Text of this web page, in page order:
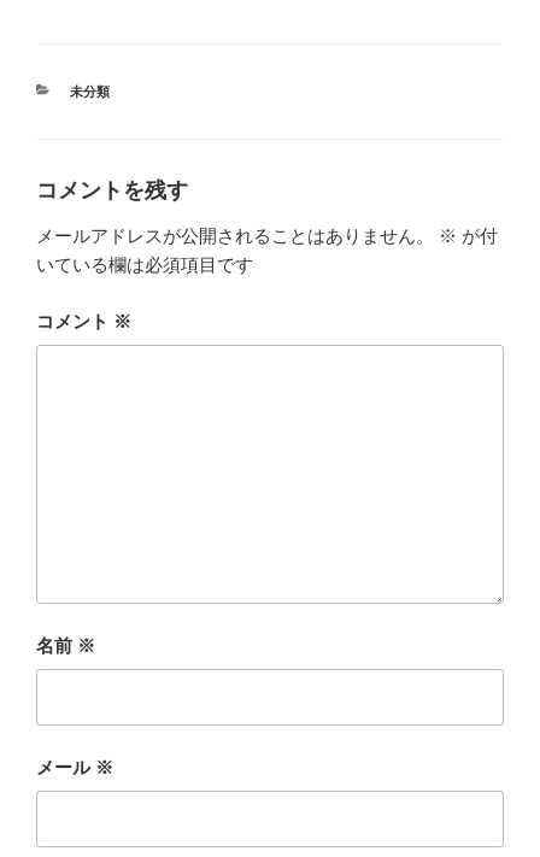
カ
未分類
コメントを残す
メールアドレスが公開されることはありません。 ※ が付
いている欄は必須項目です
コメント ※
名前 ※
メール ※